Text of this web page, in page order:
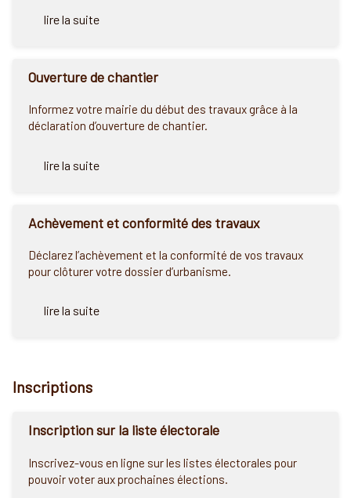
lire la suite
Ouverture de chantier
Informez votre mairie du début des travaux grâce à la
déclaration d’ouverture de chantier.
lire la suite
Achèvement et conformité des travaux
Déclarez l’achèvement et la conformité de vos travaux
pour clôturer votre dossier d’urbanisme.
lire la suite
Inscriptions
Inscription sur la liste électorale
Inscrivez-vous en ligne sur les listes électorales pour
pouvoir voter aux prochaines élections.